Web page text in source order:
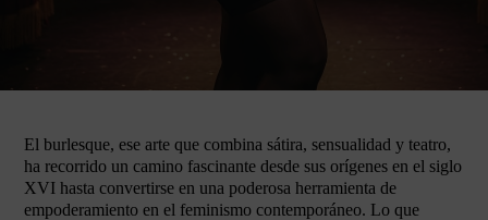
El burlesque, ese arte que combina sátira, sensualidad y teatro,
ha recorrido un camino fascinante desde sus orígenes en el siglo
XVI hasta convertirse en una poderosa herramienta de
empoderamiento en el feminismo contemporáneo. Lo que